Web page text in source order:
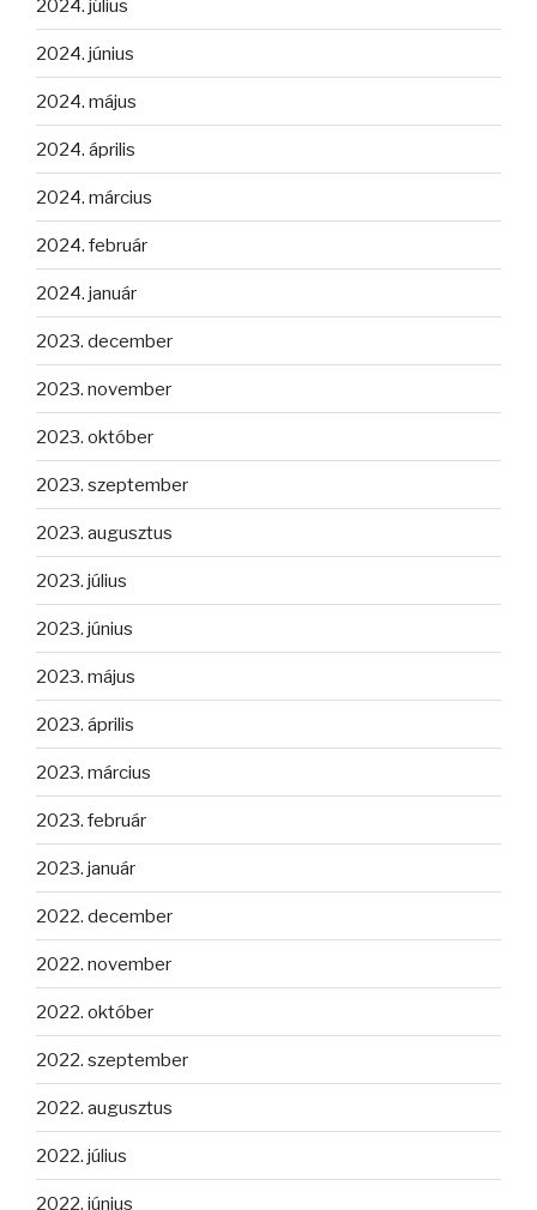
2024. július
2024. június
2024. május
2024. április
2024. március
2024. február
2024. január
2023. december
2023. november
2023. október
2023. szeptember
2023. augusztus
2023. július
2023. június
2023. május
2023. április
2023. március
2023. február
2023. január
2022. december
2022. november
2022. október
2022. szeptember
2022. augusztus
2022. július
2022. június